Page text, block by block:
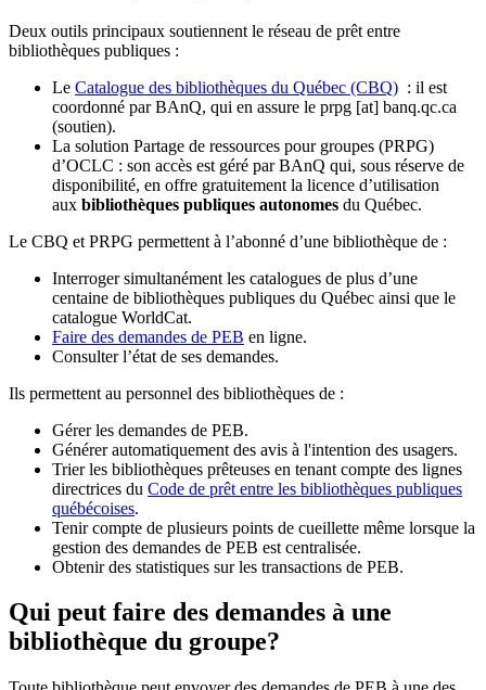
Deux outils principaux soutiennent le réseau de prêt entre
bibliothèques publiques :
Le Catalogue des bibliothèques du Québec (CBQ) : il est
coordonné par BAnQ, qui en assure le prpg [at] banq.qc.ca
(soutien).
La solution Partage de ressources pour groupes (PRPG)
d’OCLC : son accès est géré par BAnQ qui, sous réserve de
disponibilité, en offre gratuitement la licence d’utilisation
aux bibliothèques publiques autonomes du Québec.
Le CBQ et PRPG permettent à l’abonné d’une bibliothèque de :
Interroger simultanément les catalogues de plus d’une
centaine de bibliothèques publiques du Québec ainsi que le
catalogue WorldCat.
Faire des demandes de PEB en ligne.
Consulter l’état de ses demandes.
Ils permettent au personnel des bibliothèques de :
Gérer les demandes de PEB.
Générer automatiquement des avis à l'intention des usagers.
Trier les bibliothèques prêteuses en tenant compte des lignes
directrices du Code de prêt entre les bibliothèques publiques
québécoises.
Tenir compte de plusieurs points de cueillette même lorsque la
gestion des demandes de PEB est centralisée.
Obtenir des statistiques sur les transactions de PEB.
Qui peut faire des demandes à une
bibliothèque du groupe?